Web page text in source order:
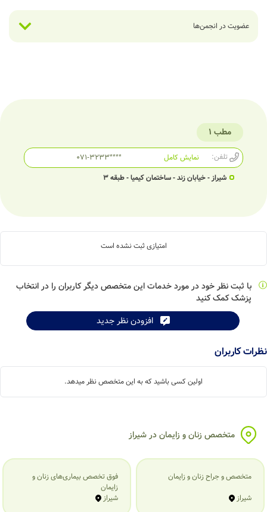
عضویت در انجمن‌ها
مطب 1
تلفن: 071-3233****
نمایش کامل
شیراز - خیابان زند - ساختمان کیمیا - طبقه 3
امتیازی ثبت نشده است
با ثبت نظر خود در مورد خدمات این متخصص دیگر کاربران را در انتخاب
پزشک کمک کنید
افزودن نظر جدید
نظرات کاربران
اولین کسی باشید که به این متخصص نظر میدهد.
متخصص زنان و زایمان در شیراز
متخصص و جراح زنان و زایمان
شیراز
فوق تخصص بیماری‌های زنان و
زایمان
شیراز